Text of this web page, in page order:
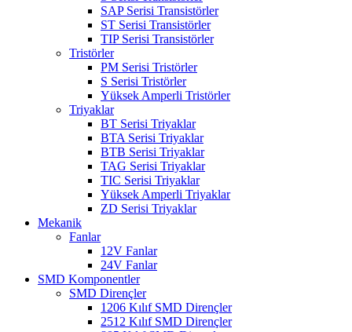
SAP Serisi Transistörler
ST Serisi Transistörler
TIP Serisi Transistörler
Tristörler
PM Serisi Tristörler
S Serisi Tristörler
Yüksek Amperli Tristörler
Triyaklar
BT Serisi Triyaklar
BTA Serisi Triyaklar
BTB Serisi Triyaklar
TAG Serisi Triyaklar
TIC Serisi Triyaklar
Yüksek Amperli Triyaklar
ZD Serisi Triyaklar
Mekanik
Fanlar
12V Fanlar
24V Fanlar
SMD Komponentler
SMD Dirençler
1206 Kılıf SMD Dirençler
2512 Kılıf SMD Dirençler